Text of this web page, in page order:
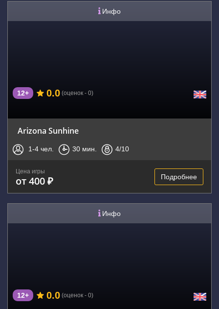
Инфо
12+ 0.0 (оценок - 0)
Arizona Sunhine
1-4 чел. 30 мин. 4/10
Цена игры
от 400 ₽ Подробнее
Инфо
12+ 0.0 (оценок - 0)